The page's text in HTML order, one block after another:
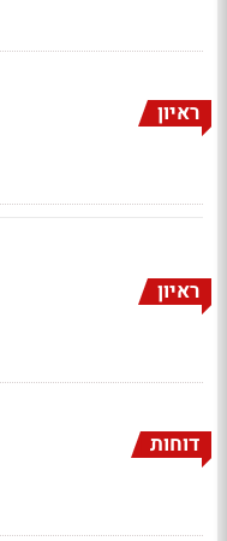
ראיון
ראיון
דוחות